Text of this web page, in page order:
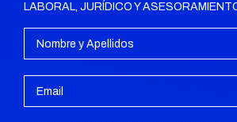
LABORAL, JURÍDICO Y